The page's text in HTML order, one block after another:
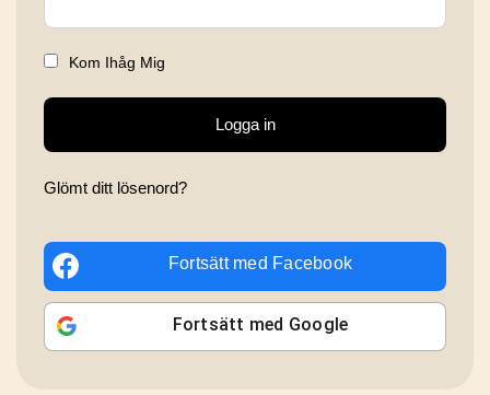
Kom Ihåg Mig
Logga in
Glömt ditt lösenord?
Fortsätt med Facebook
Fortsätt med Google